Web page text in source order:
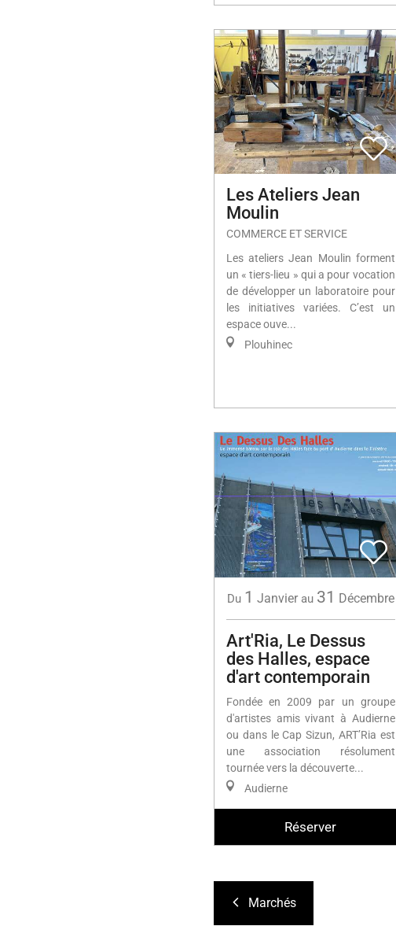
Les Ateliers Jean
Moulin
COMMERCE ET SERVICE
Les ateliers Jean Moulin forment
un « tiers-lieu » qui a pour vocation
de développer un laboratoire pour
les initiatives variées. C’est un
espace ouve...
Plouhinec
Du 1 Janvier au 31 Décembre
Art'Ria, Le Dessus
des Halles, espace
d'art contemporain
Fondée en 2009 par un groupe
d'artistes amis vivant à Audierne
ou dans le Cap Sizun, ART’Ria est
une association résolument
tournée vers la découverte...
Audierne
Réserver
Marchés